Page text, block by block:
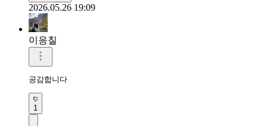
2026.05.26 19:09
이응칠
공감합니다
1